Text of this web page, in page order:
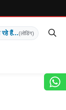
हैं...(लोडिंग)